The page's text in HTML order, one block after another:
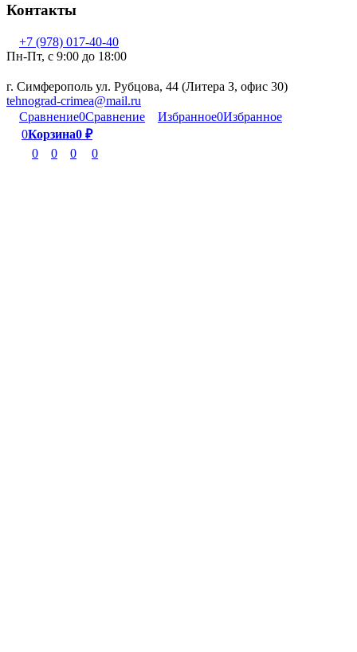
Контакты
+7 (978) 017-40-40
Пн-Пт, c 9:00 до 18:00
г. Симферополь ул. Рубцова, 44 (Литера З, офис 30)
tehnograd-crimea@mail.ru
Сравнение0Сравнение Избранное0Избранное
0Корзина0 ₽
0
0 0 0